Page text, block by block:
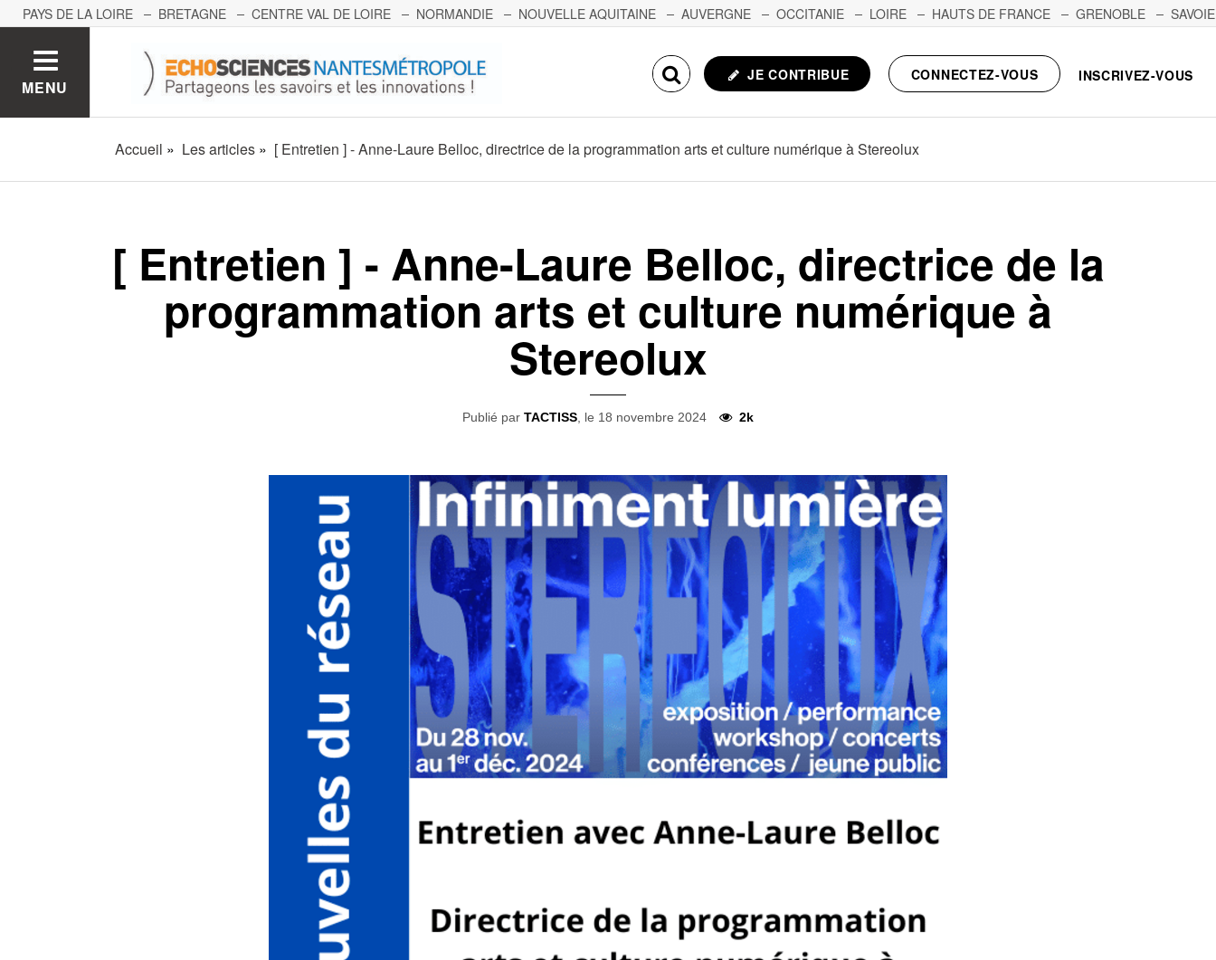
PAYS DE LA LOIRE BRETAGNE CENTRE VAL DE LOIRE NORMANDIE NOUVELLE AQUITAINE AUVERGNE OCCITANIE LOIRE HAUTS DE FRANCE GRENOBLE
SAVOIE
MENU
JE CONTRIBUE CONNECTEZ-VOUS INSCRIVEZ-VOUS
Accueil Les articles [ Entretien ] - Anne-Laure Belloc, directrice de la programmation arts et culture numérique à Stereolux
[ Entretien ] - Anne-Laure Belloc, directrice de la
programmation arts et culture numérique à
Stereolux
Publié par TACTISS , le 18 novembre 2024 2k